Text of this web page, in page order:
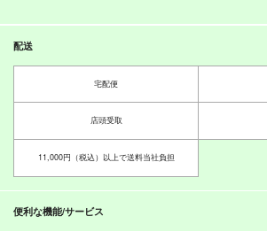
配送
宅配便
店頭受取
11,000円（税込）以上で送料当社負担
便利な機能/サービス